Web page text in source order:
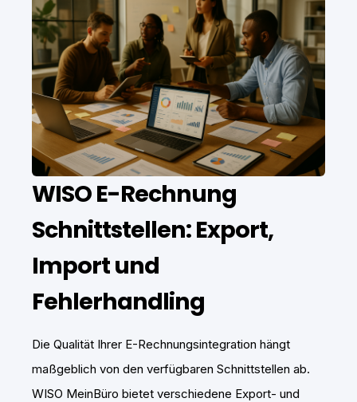
WISO E-Rechnung
Schnittstellen: Export,
Import und
Fehlerhandling
Die Qualität Ihrer E-Rechnungsintegration hängt
maßgeblich von den verfügbaren Schnittstellen ab.
WISO MeinBüro bietet verschiedene Export- und